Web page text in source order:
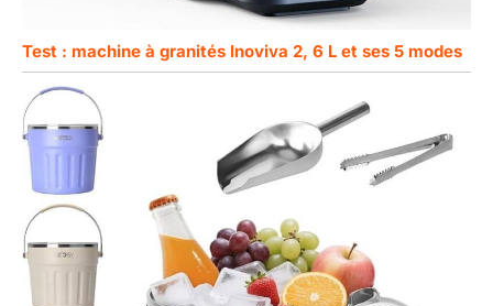
Test : machine à granités Inoviva 2, 6 L et ses 5 modes